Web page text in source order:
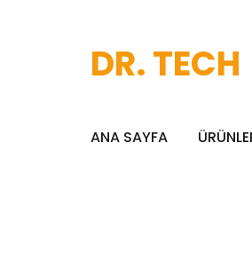
DR. TECH
ANA SAYFA